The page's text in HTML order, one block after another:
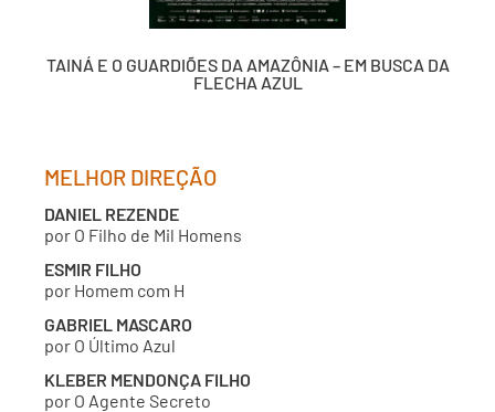
TAINÁ E O GUARDIÕES DA AMAZÔNIA – EM BUSCA DA
FLECHA AZUL
MELHOR DIREÇÃO
DANIEL REZENDE
por O Filho de Mil Homens
ESMIR FILHO
por Homem com H
GABRIEL MASCARO
por O Último Azul
KLEBER MENDONÇA FILHO
por O Agente Secreto